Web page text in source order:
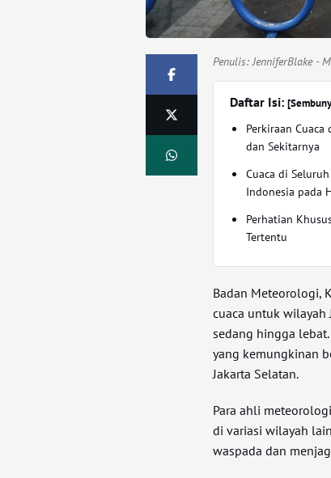
Penulis: JenniferBlake-
Daftar Isi:
Perkiraan Cuaca
dan Sekitarnya
Cuaca di
Indonesia pada
Perhatian
Tertentu
Badan Meteorologi,
cuaca untuk wilayah
sedang hingga
yang kemungkinan
Jakarta Selatan.
Para ahli
di variasi wilayah
waspada dan